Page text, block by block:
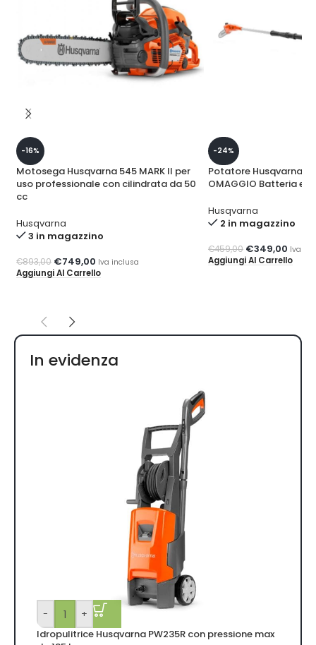
-16%
Motosega Husqvarna 545 MARK II per
uso professionale con cilindrata da 50
cc
Husqvarna
3 in magazzino
€893,00 €749,00 Iva inclusa
Aggiungi Al Carrello
-24%
Potatore Husqvarna
OMAGGIO Batteria e
Husqvarna
2 in magazzino
€459,00 €349,00 Iva
Aggiungi Al Carrello
In evidenza
-
+
Idropulitrice Husqvarna PW235R con pressione max